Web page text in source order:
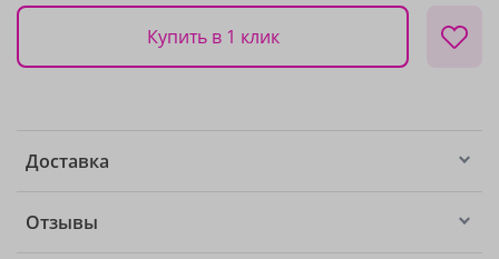
Купить в 1 клик
Доставка
Отзывы